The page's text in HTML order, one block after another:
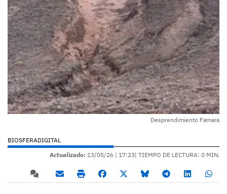
Desprendimiento Famara
BIOSFERADIGITAL
Actualizado: 13/05/26 | 17:23| TIEMPO DE LECTURA: 0 MIN.